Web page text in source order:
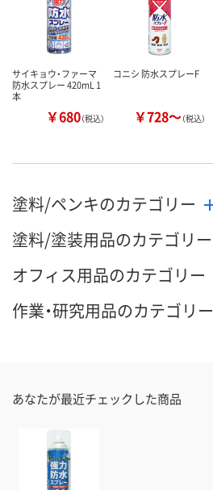
サイキョウ・ファーマ
防水スプレー 420mL 1
本
￥680（税込）
コニシ 防水スプレーF
￥728～（税込）
塗料/ペンキのカテゴリー
塗料/塗装用品のカテゴリー
オフィス用品のカテゴリー
作業・研究用品のカテゴリー
あなたが最近チェックした商品